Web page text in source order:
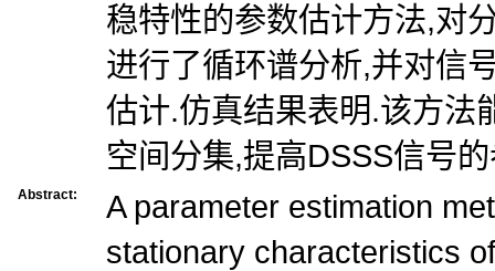
稳特性的参数估计方法,对
进行了循环谱分析,并对信
估计.仿真结果表明.该方法
空间分集,提高DSSS信号
Abstract:
A parameter estimation
stationary characteristics